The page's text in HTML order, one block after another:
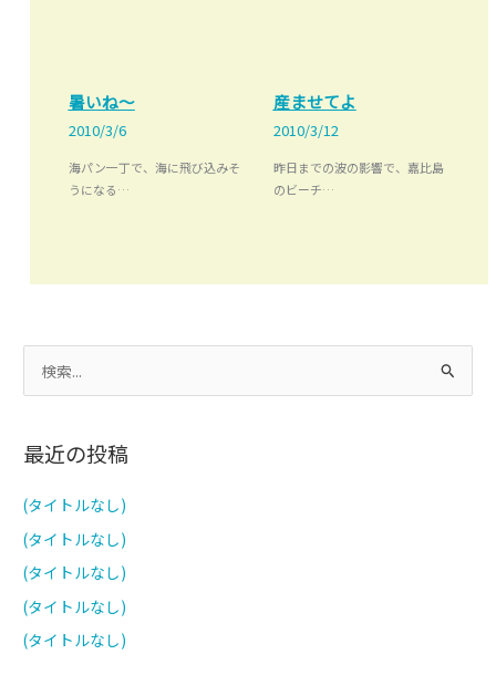
暑いね～
2010/3/6
海パン一丁で、海に飛び込みそ
うになる…
産ませてよ
2010/3/12
昨日までの波の影響で、嘉比島
のビーチ…
索
象
最近の投稿
(タイトルなし)
(タイトルなし)
(タイトルなし)
(タイトルなし)
(タイトルなし)